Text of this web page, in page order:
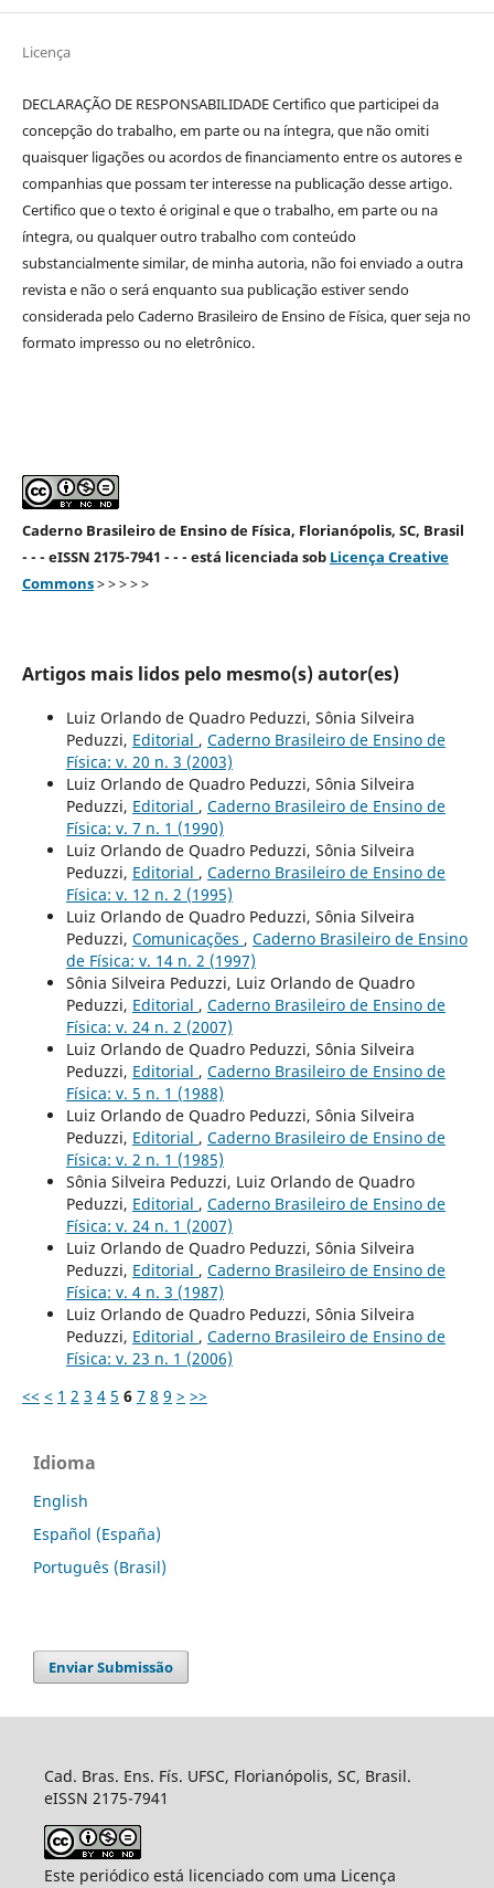
Licença
DECLARAÇÃO DE RESPONSABILIDADE Certifico que participei da
concepção do trabalho, em parte ou na íntegra, que não omiti
quaisquer ligações ou acordos de financiamento entre os autores e
companhias que possam ter interesse na publicação desse artigo.
Certifico que o texto é original e que o trabalho, em parte ou na
íntegra, ou qualquer outro trabalho com conteúdo
substancialmente similar, de minha autoria, não foi enviado a outra
revista e não o será enquanto sua publicação estiver sendo
considerada pelo Caderno Brasileiro de Ensino de Física, quer seja no
formato impresso ou no eletrônico.
Caderno Brasileiro de Ensino de Física, Florianópolis, SC, Brasil
- - - eISSN 2175-7941 - - - está licenciada sob Licença Creative
Commons> > > > >
Artigos mais lidos pelo mesmo(s) autor(es)
Luiz Orlando de Quadro Peduzzi, Sônia Silveira
Peduzzi, Editorial , Caderno Brasileiro de Ensino de
Física: v. 20 n. 3 (2003)
Luiz Orlando de Quadro Peduzzi, Sônia Silveira
Peduzzi, Editorial , Caderno Brasileiro de Ensino de
Física: v. 7 n. 1 (1990)
Luiz Orlando de Quadro Peduzzi, Sônia Silveira
Peduzzi, Editorial , Caderno Brasileiro de Ensino de
Física: v. 12 n. 2 (1995)
Luiz Orlando de Quadro Peduzzi, Sônia Silveira
Peduzzi, Comunicações , Caderno Brasileiro de Ensino
de Física: v. 14 n. 2 (1997)
Sônia Silveira Peduzzi, Luiz Orlando de Quadro
Peduzzi, Editorial , Caderno Brasileiro de Ensino de
Física: v. 24 n. 2 (2007)
Luiz Orlando de Quadro Peduzzi, Sônia Silveira
Peduzzi, Editorial , Caderno Brasileiro de Ensino de
Física: v. 5 n. 1 (1988)
Luiz Orlando de Quadro Peduzzi, Sônia Silveira
Peduzzi, Editorial , Caderno Brasileiro de Ensino de
Física: v. 2 n. 1 (1985)
Sônia Silveira Peduzzi, Luiz Orlando de Quadro
Peduzzi, Editorial , Caderno Brasileiro de Ensino de
Física: v. 24 n. 1 (2007)
Luiz Orlando de Quadro Peduzzi, Sônia Silveira
Peduzzi, Editorial , Caderno Brasileiro de Ensino de
Física: v. 4 n. 3 (1987)
Luiz Orlando de Quadro Peduzzi, Sônia Silveira
Peduzzi, Editorial , Caderno Brasileiro de Ensino de
Física: v. 23 n. 1 (2006)
<< < 1 2 3 4 5 6 7 8 9 > >>
Idioma
English
Español (España)
Português (Brasil)
Enviar Submissão
Cad. Bras. Ens. Fís. UFSC, Florianópolis, SC, Brasil.
eISSN 2175-7941
Este periódico está licenciado com uma Licença